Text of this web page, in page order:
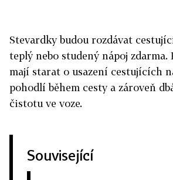
Stevardky budou rozdávat
teplý nebo studený nápoj zdarma.
mají starat o usazení cestujících
pohodlí během cesty a zároveň
čistotu ve voze.
Související